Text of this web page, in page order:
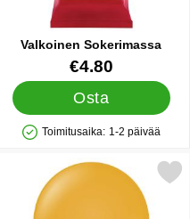
Valkoinen Sokerimassa
Tuote.nro 10560
€4.80
Osta
Saatavuus: Varastossa
Toimitusaika: 1-2 päivää
Valkoinen 90g suosikiksi
sinapin Keltainen Mini